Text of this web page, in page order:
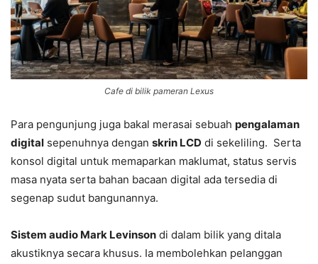
Cafe di bilik pameran Lexus
Para pengunjung juga bakal merasai sebuah pengalaman
digital sepenuhnya dengan skrin LCD di sekeliling. Serta
konsol digital untuk memaparkan maklumat, status servis
masa nyata serta bahan bacaan digital ada tersedia di
segenap sudut bangunannya.
Sistem audio Mark Levinson di dalam bilik yang ditala
akustiknya secara khusus. Ia membolehkan pelanggan